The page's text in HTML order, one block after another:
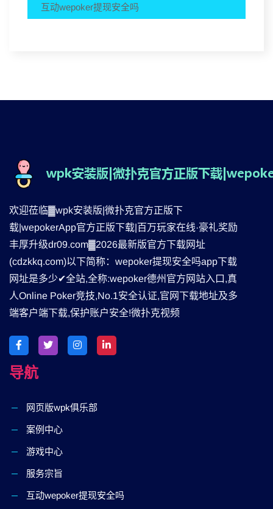
互动wepoker提现安全吗
欢迎莅临▓wpk安装版|微扑克官方正版下
载|wepokerApp官方正版下载|百万玩家在线·豪礼奖励
丰厚升级dr09.com▓2026最新版官方下载网址
(cdzkkq.com)以下简称：wepoker提现安全吗app下载
网址是多少✔全站,全称:wepoker德州官方网站入口,真
人Online Poker竞技,No.1安全认证,官网下载地址及多
端客户端下载,保护账户安全!微扑克视频
导航
网页版wpk俱乐部
案例中心
游戏中心
服务宗旨
互动wepoker提现安全吗